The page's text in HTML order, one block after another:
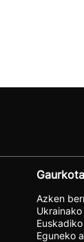
Azken
Eguneko